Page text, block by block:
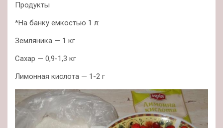
Продукты
*На банку емкостью 1 л:
Земляника — 1 кг
Сахар — 0,9-1,3 кг
Лимонная кислота — 1-2 г